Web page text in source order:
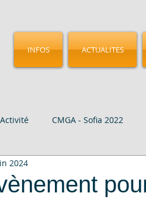
INFOS ACTUALITES
Activité CMGA - Sofia 2022
Presse
2024